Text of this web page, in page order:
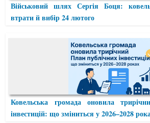
Військовий шлях Сергія Боця:
втрати й вибір 24 лютого
Ковельська громада оновила
інвестицій: що зміниться у 2026–2028